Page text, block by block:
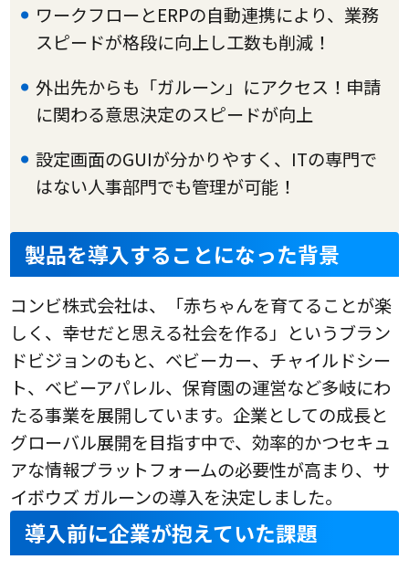
ワークフローとERPの自動連携により、業務
スピードが格段に向上し工数も削減！
外出先からも「ガルーン」にアクセス！申請
に関わる意思決定のスピードが向上
設定画面のGUIが分かりやすく、ITの専門で
はない人事部門でも管理が可能！
製品を導入することになった背景
コンビ株式会社は、「赤ちゃんを育てることが楽
しく、幸せだと思える社会を作る」というブラン
ドビジョンのもと、ベビーカー、チャイルドシー
ト、ベビーアパレル、保育園の運営など多岐にわ
たる事業を展開しています。企業としての成長と
グローバル展開を目指す中で、効率的かつセキュ
アな情報プラットフォームの必要性が高まり、サ
イボウズ ガルーンの導入を決定しました。
導入前に企業が抱えていた課題